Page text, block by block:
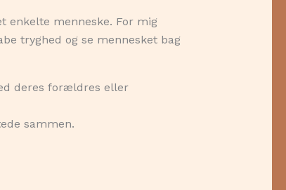
enkelte menneske. For mig
tryghed og se mennesket bag
deres forældres eller
sammen.